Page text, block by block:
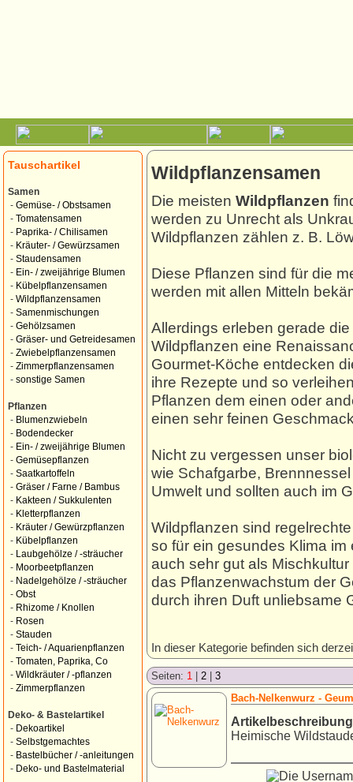
Tauschartikel
Samen
- Gemüse- / Obstsamen
- Tomatensamen
- Paprika- / Chilisamen
- Kräuter- / Gewürzsamen
- Staudensamen
- Ein- / zweijährige Blumen
- Kübelpflanzensamen
- Wildpflanzensamen
- Samenmischungen
- Gehölzsamen
- Gräser- und Getreidesamen
- Zwiebelpflanzensamen
- Zimmerpflanzensamen
- sonstige Samen
Pflanzen
- Blumenzwiebeln
- Bodendecker
- Ein- / zweijährige Blumen
- Gemüsepflanzen
- Saatkartoffeln
- Gräser / Farne / Bambus
- Kakteen / Sukkulenten
- Kletterpflanzen
- Kräuter / Gewürzpflanzen
- Kübelpflanzen
-
Laubgehölze / -sträucher
- Moorbeetpflanzen
- Nadelgehölze / -sträucher
- Obst
- Rhizome / Knollen
- Rosen
- Stauden
- Teich- / Aquarienpflanzen
- Tomaten, Paprika, Co
- Wildkräuter / -pflanzen
- Zimmerpflanzen
Deko- & Bastelartikel
- Dekoartikel
- Selbstgemachtes
- Bastelbücher / -anleitungen
- Deko- und Bastelmaterial
Wildpflanzensamen
Die meisten Wildpflanzen
werden zu Unrecht als
Wildpflanzen zählen z. B.
Diese Pflanzen sind für die
werden mit allen Mitteln
Allerdings erleben gerade
Wildpflanzen eine
Gourmet-Köche entdecken
ihre Rezepte und so
Pflanzen dem einen oder
einen sehr feinen
Nicht zu vergessen unser
wie Schafgarbe,
Umwelt und sollten auch im
Wildpflanzen sind
so für ein gesundes Klima
auch sehr gut als
das Pflanzenwachstum der
durch ihren Duft unliebsame
In dieser Kategorie befinden sich
Seiten: 1 2
3
Bach-Nelkenwurz -
Heimische